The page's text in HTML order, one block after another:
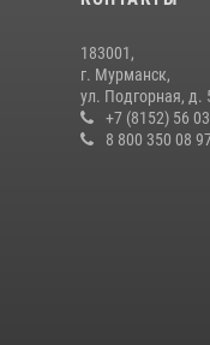
183001,
г. Мурманск,
ул. Подгорная, д.
+7 (8152) 56
8 800 350 08